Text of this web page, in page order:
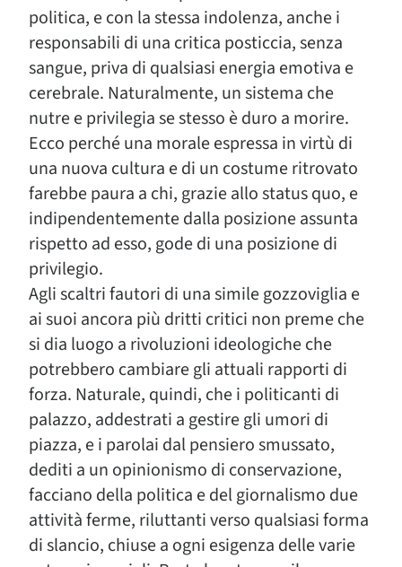
politica, e con la stessa indolenza, anche i
responsabili di una critica posticcia, senza
sangue, priva di qualsiasi energia emotiva e
cerebrale. Naturalmente, un sistema che
nutre e privilegia se stesso è duro a morire.
Ecco perché una morale espressa in virtù di
una nuova cultura e di un costume ritrovato
farebbe paura a chi, grazie allo status quo, e
indipendentemente dalla posizione assunta
rispetto ad esso, gode di una posizione di
privilegio.
Agli scaltri fautori di una simile gozzoviglia e
ai suoi ancora più dritti critici non preme che
si dia luogo a rivoluzioni ideologiche che
potrebbero cambiare gli attuali rapporti di
forza. Naturale, quindi, che i politicanti di
palazzo, addestrati a gestire gli umori di
piazza, e i parolai dal pensiero smussato,
dediti a un opinionismo di conservazione,
facciano della politica e del giornalismo due
attività ferme, riluttanti verso qualsiasi forma
di slancio, chiuse a ogni esigenza delle varie